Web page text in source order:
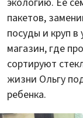
пакетов,
посуды и круп в
магазин, где
сортируют
жизни Ольгу
ребенка.